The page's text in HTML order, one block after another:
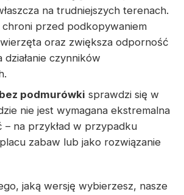
na trudniejszych terenach.
przed podkopywaniem
oraz zwiększa odporność
czynników
podmurówki sprawdzi się w
nie jest wymagana ekstremalna
– na przykład w przypadku
zabaw lub jako rozwiązanie
jaką wersję wybierzesz, nasze